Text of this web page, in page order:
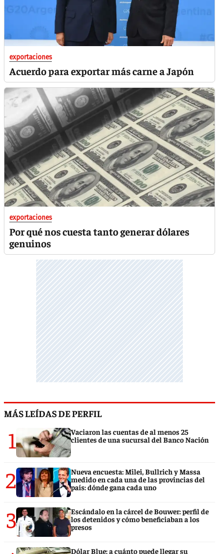
exportaciones
Acuerdo para exportar más carne a Japón
exportaciones
Por qué nos cuesta tanto generar dólares
genuinos
MÁS LEÍDAS DE PERFIL
1
Vaciaron las cuentas de al menos 25
clientes de una sucursal del Banco Nación
2
Nueva encuesta: Milei, Bullrich y Massa
medido en cada una de las provincias del
país: dónde gana cada uno
3
Escándalo en la cárcel de Bouwer: perfil de
los detenidos y cómo beneficiaban a los
presos
Dólar Blue: a cuánto puede llegar su